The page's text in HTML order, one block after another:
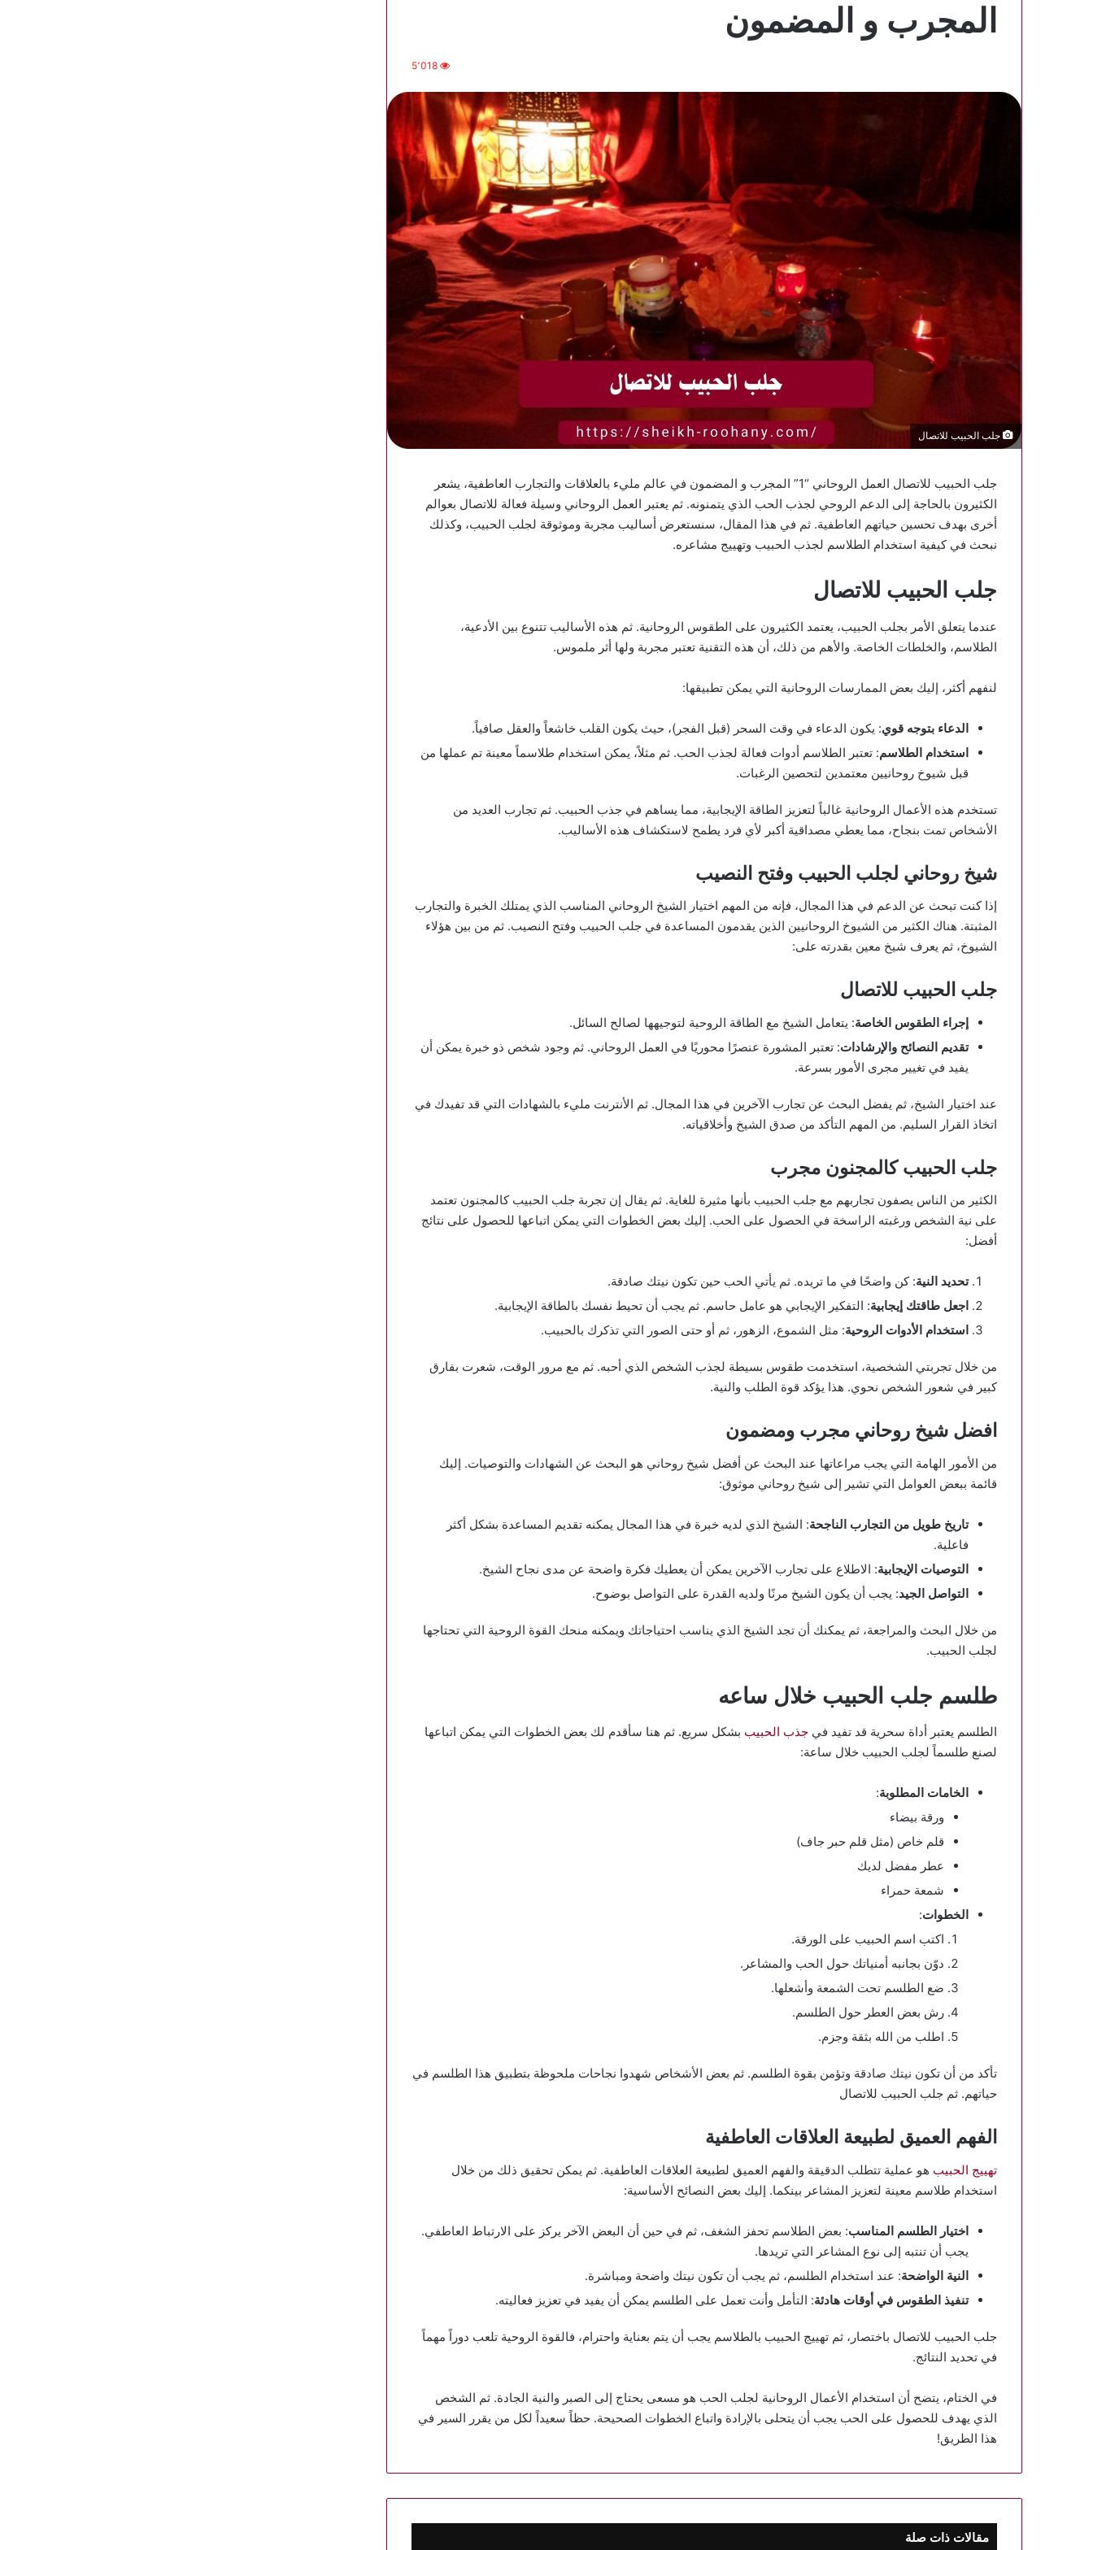
المجرب و المضمون
5٬018
جلب الحبيب للاتصال
جلب الحبيب للاتصال العمل الروحاني “1” المجرب و المضمون في عالم مليء بالعلاقات والتجارب العاطفية، يشعر
الكثيرون بالحاجة إلى الدعم الروحي لجذب الحب الذي يتمنونه. ثم يعتبر العمل الروحاني وسيلة فعالة للاتصال بعوالم
أخرى بهدف تحسين حياتهم العاطفية. ثم في هذا المقال، سنستعرض أساليب مجربة وموثوقة لجلب الحبيب، وكذلك
نبحث في كيفية استخدام الطلاسم لجذب الحبيب وتهييج مشاعره.
جلب الحبيب للاتصال
عندما يتعلق الأمر بجلب الحبيب، يعتمد الكثيرون على الطقوس الروحانية. ثم هذه الأساليب تتنوع بين الأدعية،
الطلاسم، والخلطات الخاصة. والأهم من ذلك، أن هذه التقنية تعتبر مجربة ولها أثر ملموس.
لنفهم أكثر، إليك بعض الممارسات الروحانية التي يمكن تطبيقها:
الدعاء بتوجه قوي: يكون الدعاء في وقت السحر (قبل الفجر)، حيث يكون القلب خاشعاً والعقل صافياً.
استخدام الطلاسم: تعتبر الطلاسم أدوات فعالة لجذب الحب. ثم مثلاً، يمكن استخدام طلاسماً معينة تم عملها من
قبل شيوخ روحانيين معتمدين لتحصين الرغبات.
تستخدم هذه الأعمال الروحانية غالباً لتعزيز الطاقة الإيجابية، مما يساهم في جذب الحبيب. ثم تجارب العديد من
الأشخاص تمت بنجاح، مما يعطي مصداقية أكبر لأي فرد يطمح لاستكشاف هذه الأساليب.
شيخ روحاني لجلب الحبيب وفتح النصيب
إذا كنت تبحث عن الدعم في هذا المجال، فإنه من المهم اختيار الشيخ الروحاني المناسب الذي يمتلك الخبرة والتجارب
المثبتة. هناك الكثير من الشيوخ الروحانيين الذين يقدمون المساعدة في جلب الحبيب وفتح النصيب. ثم من بين هؤلاء
الشيوخ، ثم يعرف شيخ معين بقدرته على:
جلب الحبيب للاتصال
إجراء الطقوس الخاصة: يتعامل الشيخ مع الطاقة الروحية لتوجيهها لصالح السائل.
تقديم النصائح والإرشادات: تعتبر المشورة عنصرًا محوريًا في العمل الروحاني. ثم وجود شخص ذو خبرة يمكن أن
يفيد في تغيير مجرى الأمور بسرعة.
عند اختيار الشيخ، ثم يفضل البحث عن تجارب الآخرين في هذا المجال. ثم الأنترنت مليء بالشهادات التي قد تفيدك في
اتخاذ القرار السليم. من المهم التأكد من صدق الشيخ وأخلاقياته.
جلب الحبيب كالمجنون مجرب
الكثير من الناس يصفون تجاربهم مع جلب الحبيب بأنها مثيرة للغاية. ثم يقال إن تجربة جلب الحبيب كالمجنون تعتمد
على نية الشخص ورغبته الراسخة في الحصول على الحب. إليك بعض الخطوات التي يمكن اتباعها للحصول على نتائج
أفضل:
تحديد النية: كن واضحًا في ما تريده. ثم يأتي الحب حين تكون نيتك صادقة.
اجعل طاقتك إيجابية: التفكير الإيجابي هو عامل حاسم. ثم يجب أن تحيط نفسك بالطاقة الإيجابية.
استخدام الأدوات الروحية: مثل الشموع، الزهور، ثم أو حتى الصور التي تذكرك بالحبيب.
من خلال تجربتي الشخصية، استخدمت طقوس بسيطة لجذب الشخص الذي أحبه. ثم مع مرور الوقت، شعرت بفارق
كبير في شعور الشخص نحوي. هذا يؤكد قوة الطلب والنية.
افضل شيخ روحاني مجرب ومضمون
من الأمور الهامة التي يجب مراعاتها عند البحث عن أفضل شيخ روحاني هو البحث عن الشهادات والتوصيات. إليك
قائمة ببعض العوامل التي تشير إلى شيخ روحاني موثوق:
تاريخ طويل من التجارب الناجحة: الشيخ الذي لديه خبرة في هذا المجال يمكنه تقديم المساعدة بشكل أكثر
فاعلية.
التوصيات الإيجابية: الاطلاع على تجارب الآخرين يمكن أن يعطيك فكرة واضحة عن مدى نجاح الشيخ.
التواصل الجيد: يجب أن يكون الشيخ مرنًا ولديه القدرة على التواصل بوضوح.
من خلال البحث والمراجعة، ثم يمكنك أن تجد الشيخ الذي يناسب احتياجاتك ويمكنه منحك القوة الروحية التي تحتاجها
لجلب الحبيب.
طلسم جلب الحبيب خلال ساعه
الطلسم يعتبر أداة سحرية قد تفيد في جذب الحبيب بشكل سريع. ثم هنا سأقدم لك بعض الخطوات التي يمكن اتباعها
لصنع طلسماً لجلب الحبيب خلال ساعة:
الخامات المطلوبة:
ورقة بيضاء
قلم خاص (مثل قلم حبر جاف)
عطر مفضل لديك
شمعة حمراء
الخطوات:
اكتب اسم الحبيب على الورقة.
دوّن بجانبه أمنياتك حول الحب والمشاعر.
ضع الطلسم تحت الشمعة وأشعلها.
رش بعض العطر حول الطلسم.
اطلب من الله بثقة وجزم.
تأكد من أن تكون نيتك صادقة وتؤمن بقوة الطلسم. ثم بعض الأشخاص شهدوا نجاحات ملحوظة بتطبيق هذا الطلسم في
حياتهم. ثم جلب الحبيب للاتصال
الفهم العميق لطبيعة العلاقات العاطفية
تهييج الحبيب هو عملية تتطلب الدقيقة والفهم العميق لطبيعة العلاقات العاطفية. ثم يمكن تحقيق ذلك من خلال
استخدام طلاسم معينة لتعزيز المشاعر بينكما. إليك بعض النصائح الأساسية:
اختيار الطلسم المناسب: بعض الطلاسم تحفز الشغف، ثم في حين أن البعض الآخر يركز على الارتباط العاطفي.
يجب أن تنتبه إلى نوع المشاعر التي تريدها.
النية الواضحة: عند استخدام الطلسم، ثم يجب أن تكون نيتك واضحة ومباشرة.
تنفيذ الطقوس في أوقات هادئة: التأمل وأنت تعمل على الطلسم يمكن أن يفيد في تعزيز فعاليته.
جلب الحبيب للاتصال باختصار، ثم تهييج الحبيب بالطلاسم يجب أن يتم بعناية واحترام، فالقوة الروحية تلعب دوراً مهماً
في تحديد النتائج.
في الختام، يتضح أن استخدام الأعمال الروحانية لجلب الحب هو مسعى يحتاج إلى الصبر والنية الجادة. ثم الشخص
الذي يهدف للحصول على الحب يجب أن يتحلى بالإرادة واتباع الخطوات الصحيحة. حظاً سعيداً لكل من يقرر السير في
هذا الطريق!
مقالات ذات صلة